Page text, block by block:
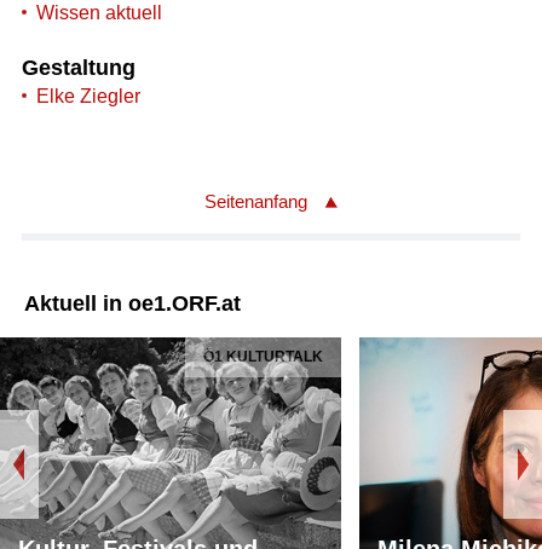
Wissen aktuell
Gestaltung
Elke Ziegler
Seitenanfang
Aktuell in oe1.ORF.at
Ö1 KULTURTALK